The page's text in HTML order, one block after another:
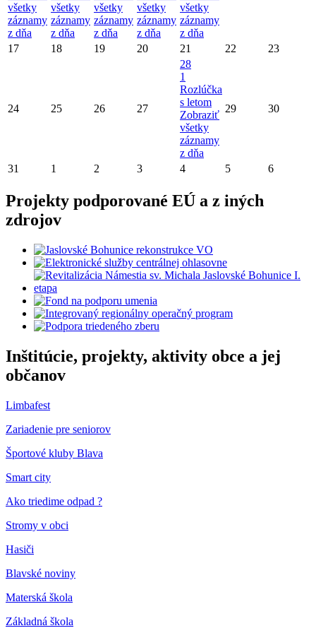
všetky
záznamy
z dňa
všetky
záznamy
z dňa
všetky
záznamy
z dňa
všetky
záznamy
z dňa
všetky
záznamy
z dňa
17 18 19 20 21 22 23
24 25 26 27
28
1
Rozlúčka
s letom
Zobraziť
všetky
záznamy
z dňa
29 30
31 1 2 3 4 5 6
Projekty podporované EÚ a z iných
zdrojov
Inštitúcie, projekty, aktivity obce a jej
občanov
Limbafest
Zariadenie pre seniorov
Športové kluby Blava
Smart city
Ako triedime odpad ?
Stromy v obci
Hasiči
Blavské noviny
Materská škola
Základná škola